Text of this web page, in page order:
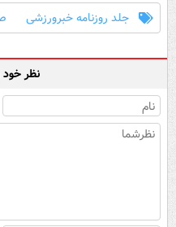
جلد روزنامه خبرورزشی
نظر خود